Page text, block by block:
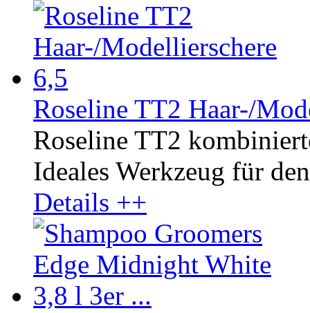
Roseline TT2 Haar-/
Roseline TT2
Ideales Werkzeug für
Details ++